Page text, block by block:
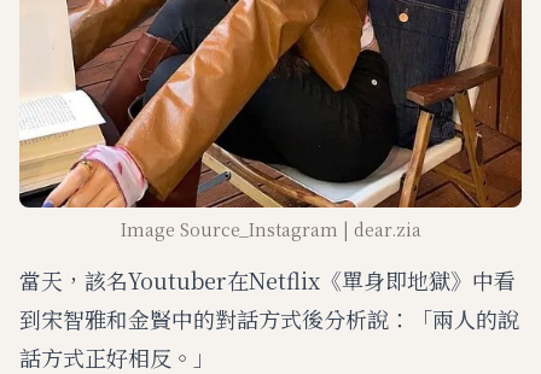
Image Source_Instagram | dear.zia
當天，該名Youtuber在Netflix《單身即地獄》中看
到宋智雅和金賢中的對話方式後分析說：「兩人的說
話方式正好相反。」